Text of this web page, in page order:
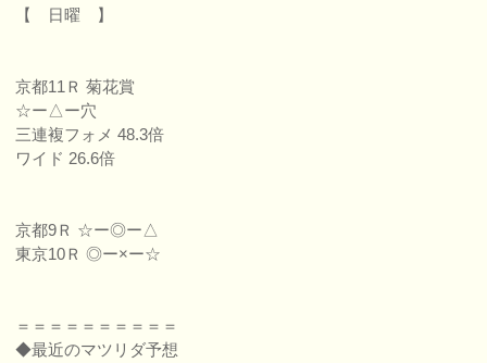
【 日曜 】
京都11Ｒ 菊花賞
☆ー△ー穴
三連複フォメ 48.3倍
ワイド 26.6倍
京都9Ｒ ☆ー◎ー△
東京10Ｒ ◎ー×ー☆
＝＝＝＝＝＝＝＝＝＝
◆最近のマツリダ予想